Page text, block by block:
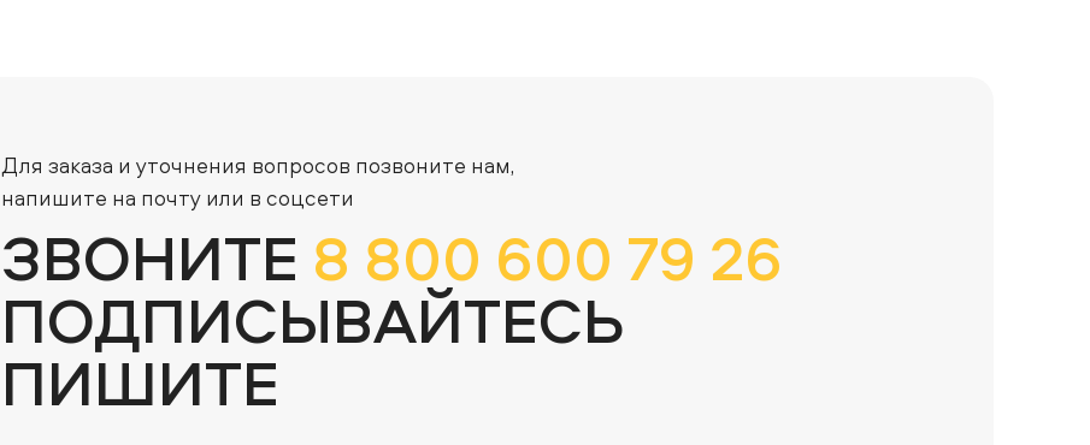
Для заказа и уточнения вопросов позвоните нам,
напишите на почту или в соцсети
ЗВОНИТЕ 8 800 600 79 26
ПОДПИСЫВАЙТЕСЬ
ПИШИТЕ